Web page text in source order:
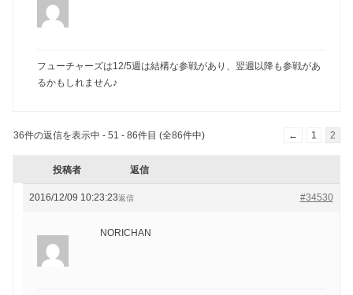
フューチャーズは12/5週は結構な参戦があり、翌週以降も参戦があ
るかもしれません♪
36件の返信を表示中 - 51 - 86件目 (全86件中) ← 1 2
投稿者 返信
2016/12/09 10:23:23 #34530
返信
NORICHAN